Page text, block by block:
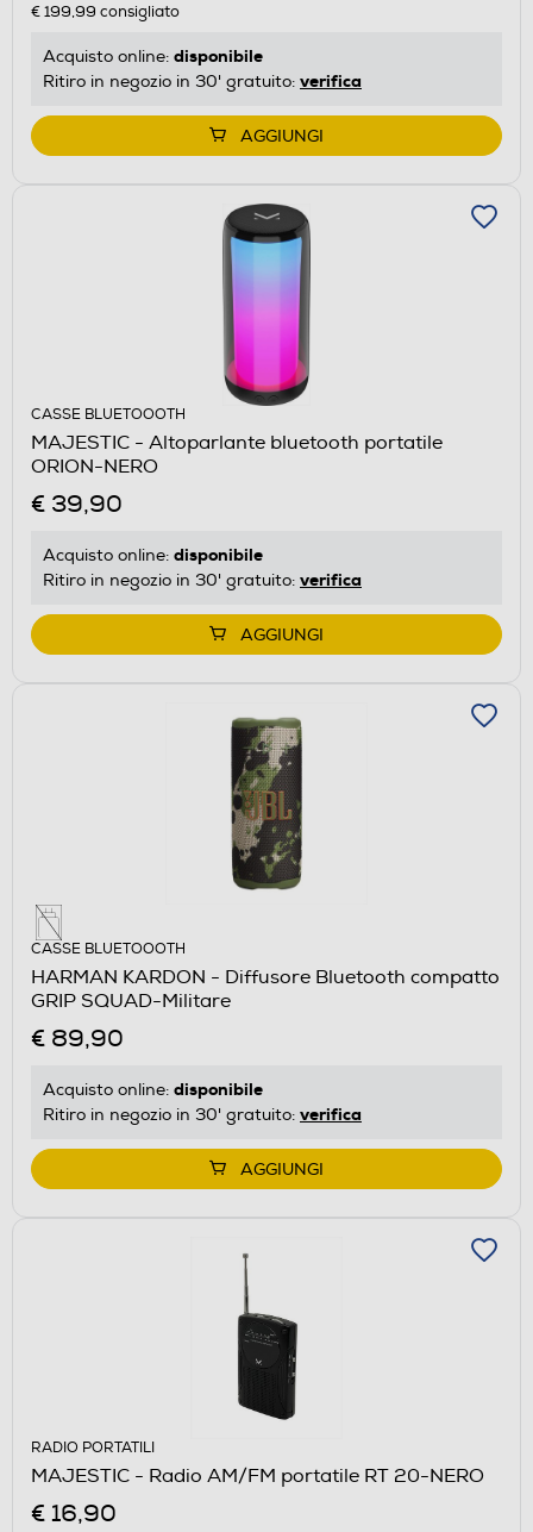
€ 199,99 consigliato
Acquisto online: disponibile
Ritiro in negozio in 30' gratuito: verifica
AGGIUNGI
CASSE BLUETOOOTH
MAJESTIC - Altoparlante bluetooth portatile
ORION-NERO
€ 39,90
Acquisto online: disponibile
Ritiro in negozio in 30' gratuito: verifica
AGGIUNGI
CASSE BLUETOOOTH
HARMAN KARDON - Diffusore Bluetooth compatto
GRIP SQUAD-Militare
€ 89,90
Acquisto online: disponibile
Ritiro in negozio in 30' gratuito: verifica
AGGIUNGI
RADIO PORTATILI
MAJESTIC - Radio AM/FM portatile RT 20-NERO
€ 16,90